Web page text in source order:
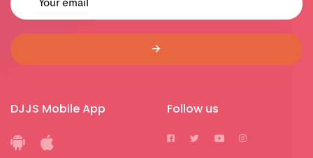
DJJS Mobile App Follow us